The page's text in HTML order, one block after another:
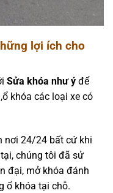
lợi ích cho
Sửa khóa như ý để
khóa các loại xe có
nơi 24/24 bất cứ khi
chúng tôi đã sử
đại, mở khóa đánh
ổ khóa tại chỗ.